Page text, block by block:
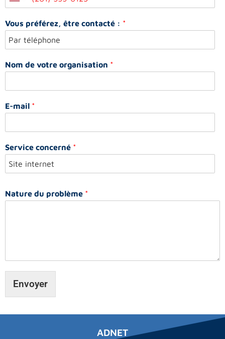
Vous préférez, être contacté : *
Nom de votre organisation *
E-mail *
Service concerné *
Nature du problème *
Envoyer
ADNET